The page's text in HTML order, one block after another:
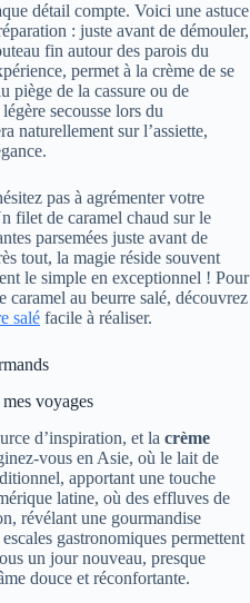
détail compte. Voici une astuce
: juste avant de démouler,
fin autour des parois du
permet à la crème de se
piège de la cassure ou de
secousse lors du
naturellement sur l’assiette,
pas à agrémenter votre
filet de caramel chaud sur le
parsemées juste avant de
tout, la magie réside souvent
le simple en exceptionnel ! Pour
caramel au beurre salé, découvrez
salé facile à réaliser.
voyages
d’inspiration, et la crème
vous en Asie, où le lait de
apportant une touche
latine, où des effluves de
révélant une gourmandise
gastronomiques permettent
un jour nouveau, presque
douce et réconfortante.